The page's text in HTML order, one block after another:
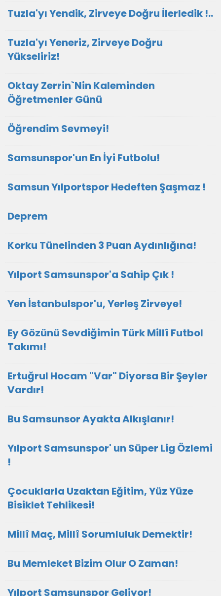
Tuzla'yı Yendik, Zirveye Doğru İlerledik !..
Tuzla'yı Yeneriz, Zirveye Doğru
Yükseliriz!
Oktay Zerrin`Nin Kaleminden
Öğretmenler Günü
Öğrendim Sevmeyi!
Samsunspor'un En İyi Futbolu!
Samsun Yılportspor Hedeften Şaşmaz !
Deprem
Korku Tünelinden 3 Puan Aydınlığına!
Yılport Samsunspor'a Sahip Çık !
Yen İstanbulspor'u, Yerleş Zirveye!
Ey Gözünü Sevdiğimin Türk Millî Futbol
Takımı!
Ertuğrul Hocam "Var" Diyorsa Bir Şeyler
Vardır!
Bu Samsunsor Ayakta Alkışlanır!
Yılport Samsunspor' un Süper Lig Özlemi
!
Çocuklarla Uzaktan Eğitim, Yüz Yüze
Bisiklet Tehlikesi!
Millî Maç, Millî Sorumluluk Demektir!
Bu Memleket Bizim Olur O Zaman!
Yılport Samsunspor Geliyor!